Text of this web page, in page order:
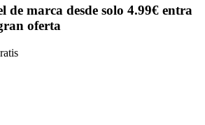
de marca desde solo 4.99€ entra
oferta